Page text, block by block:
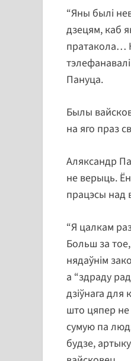
“Яны былі
дзецям, каб
пратакола…
Пануца.
Былы
на яго праз
Аляксандр
не верыць.
працэсы над
“Я цалкам
Больш за
нядаўнім
а “здраду
дзіўнага для
што цяпер не
сумую па
будзе,